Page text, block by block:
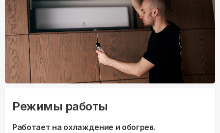
Режимы работы
Работает на охлаждение и обогрев.